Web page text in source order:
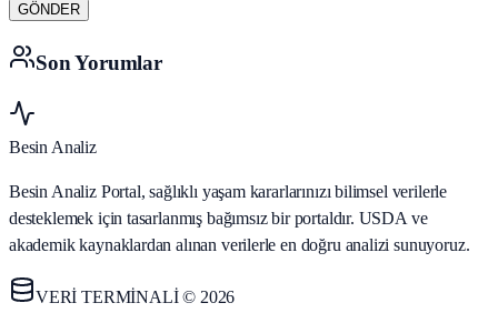
GÖNDER
Son Yorumlar
Besin Analiz
Besin Analiz Portal, sağlıklı yaşam kararlarınızı bilimsel verilerle
desteklemek için tasarlanmış bağımsız bir portaldır. USDA ve
akademik kaynaklardan alınan verilerle en doğru analizi sunuyoruz.
VERİ TERMİNALİ © 2026